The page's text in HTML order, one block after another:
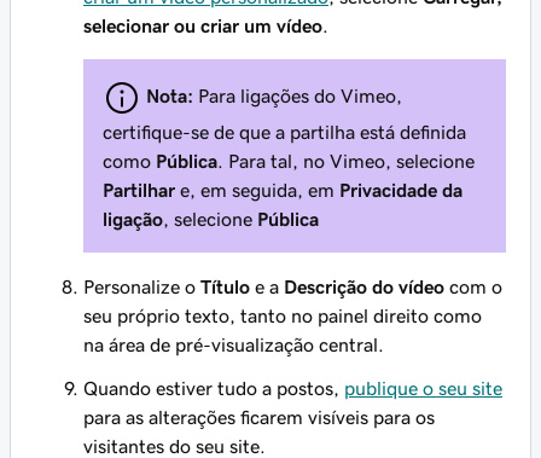
selecionar ou criar um vídeo.
Nota: Para ligações do Vimeo,
certifique-se de que a partilha está definida
como Pública. Para tal, no Vimeo, selecione
Partilhar e, em seguida, em Privacidade da
ligação, selecione Pública
Personalize o Título e a Descrição do vídeo com o
seu próprio texto, tanto no painel direito como
na área de pré-visualização central.
Quando estiver tudo a postos, publique o seu site
para as alterações ficarem visíveis para os
visitantes do seu site.